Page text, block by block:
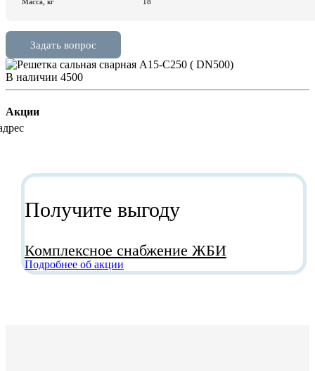
В наличии 4500
Акции
Получите выгоду
Комплексное снабжение ЖБИ
Подробнее об акции